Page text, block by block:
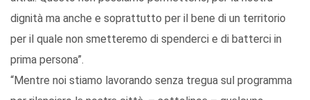
dignità ma anche e soprattutto per il bene di un territorio
per il quale non smetteremo di spenderci e di batterci in
prima persona”.
“Mentre noi stiamo lavorando senza tregua sul programma